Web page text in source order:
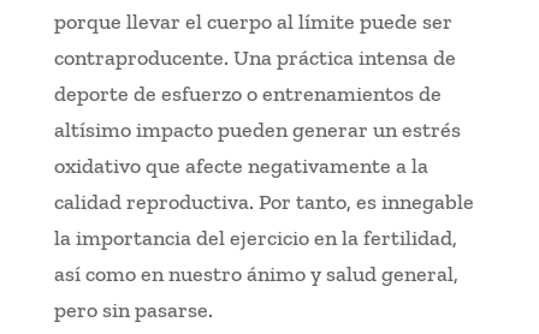
porque llevar el cuerpo al límite puede ser
contraproducente. Una práctica intensa de
deporte de esfuerzo o entrenamientos de
altísimo impacto pueden generar un estrés
oxidativo que afecte negativamente a la
calidad reproductiva. Por tanto, es innegable
la importancia del ejercicio en la fertilidad,
así como en nuestro ánimo y salud general,
pero sin pasarse.